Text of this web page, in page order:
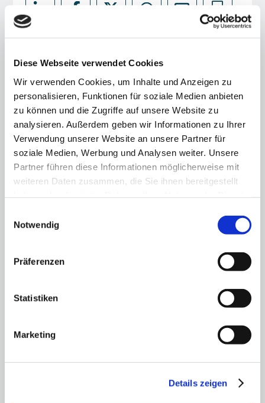
Diese Webseite verwendet Cookies
Wir verwenden Cookies, um Inhalte und Anzeigen zu
personalisieren, Funktionen für soziale Medien anbieten
zu können und die Zugriffe auf unsere Website zu
analysieren. Außerdem geben wir Informationen zu Ihrer
Verwendung unserer Website an unsere Partner für
soziale Medien, Werbung und Analysen weiter. Unsere
Partner führen diese Informationen möglicherweise mit
weiteren Daten zusammen, die Sie ihnen bereitgestellt
Notwendig
Präferenzen
Statistiken
Marketing
Details zeigen
Das könnte Sie ebenfalls interessieren
13.11.25
Olympiabewerbung